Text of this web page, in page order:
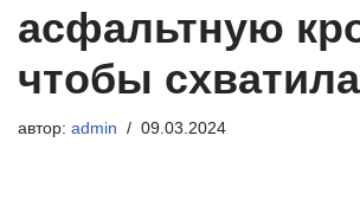
асфальтную
чтобы
автор: admin 09.03.2024